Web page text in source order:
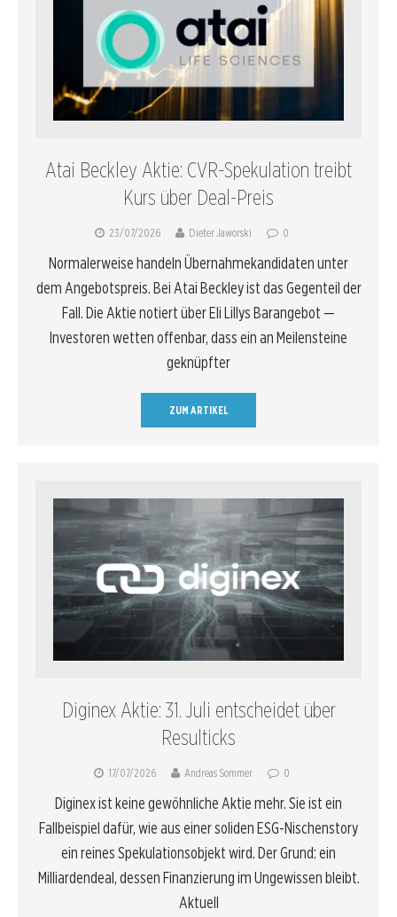
Atai Beckley Aktie: CVR-Spekulation treibt
Kurs über Deal-Preis
23/07/2026 Dieter Jaworski 0
Normalerweise handeln Übernahmekandidaten unter
dem Angebotspreis. Bei Atai Beckley ist das Gegenteil der
Fall. Die Aktie notiert über Eli Lillys Barangebot —
Investoren wetten offenbar, dass ein an Meilensteine
geknüpfter
ZUM ARTIKEL
Diginex Aktie: 31. Juli entscheidet über
Resulticks
17/07/2026 Andreas Sommer 0
Diginex ist keine gewöhnliche Aktie mehr. Sie ist ein
Fallbeispiel dafür, wie aus einer soliden ESG-Nischenstory
ein reines Spekulationsobjekt wird. Der Grund: ein
Milliardendeal, dessen Finanzierung im Ungewissen bleibt.
Aktuell